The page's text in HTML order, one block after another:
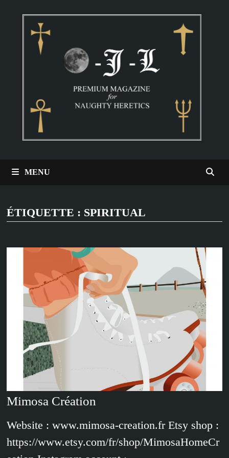
MENU
ÉTIQUETTE : SPIRITUAL
Mimosa Création
Website : www.mimosa-creation.fr Etsy shop :
https://www.etsy.com/fr/shop/MimosaHomeCr